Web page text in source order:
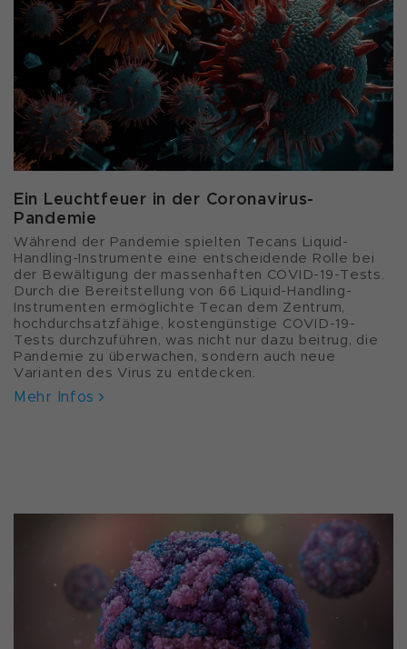
Ein Leuchtfeuer in der Coronavirus-
Pandemie
Während der Pandemie spielten Tecans Liquid-
Handling-Instrumente eine entscheidende Rolle bei
der Bewältigung der massenhaften COVID-19-Tests.
Durch die Bereitstellung von 66 Liquid-Handling-
Instrumenten ermöglichte Tecan dem Zentrum,
hochdurchsatzfähige, kostengünstige COVID-19-
Tests durchzuführen, was nicht nur dazu beitrug, die
Pandemie zu überwachen, sondern auch neue
Varianten des Virus zu entdecken.
Mehr Infos